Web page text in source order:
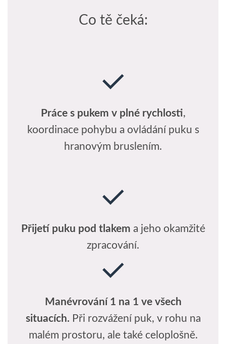
Co tě čeká:
Práce s pukem v plné rychlosti,
koordinace pohybu a ovládání puku s
hranovým bruslením.
Přijetí puku pod tlakem a jeho okamžité
zpracování.
Manévrování 1 na 1 ve všech
situacích. Při rozvážení puk, v rohu na
malém prostoru, ale také celoplošně.